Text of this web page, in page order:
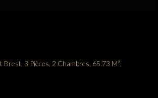
3 Pièces, 2 Chambres, 65.73 M²,